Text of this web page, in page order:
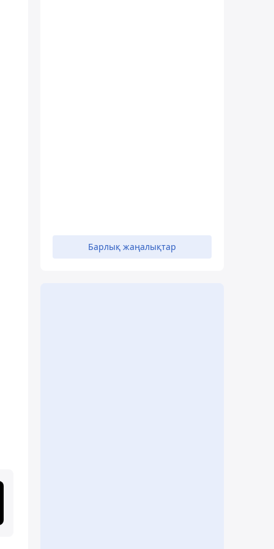
Барлық жаңалықтар